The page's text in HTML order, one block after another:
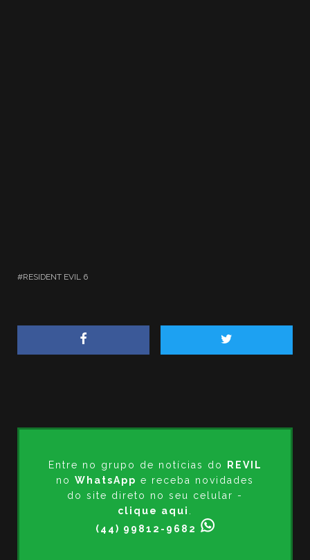
RESIDENT EVIL 6
Entre no grupo de notícias do
REVIL
no WhatsApp e receba novidades
do site direto no seu celular -
clique aqui
(44) 99812-9682